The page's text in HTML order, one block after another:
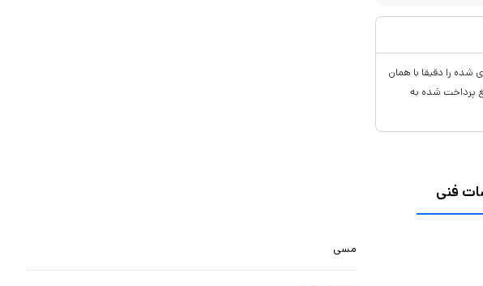
شده را دقیقا با همان
پرداخت شده به
فنی
مسی